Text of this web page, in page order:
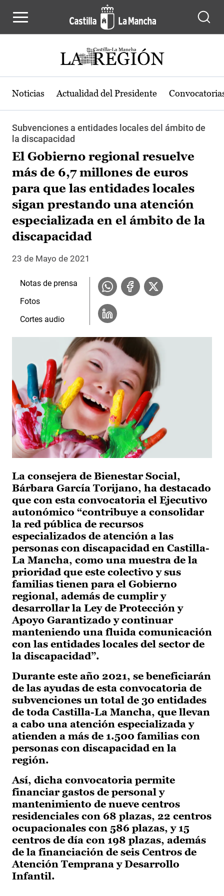
Noticias Actualidad del Presidente
Subvenciones a entidades locales del ámbito de
la discapacidad
El Gobierno regional resuelve
más de 6,7 millones de euros
para que las entidades locales
sigan prestando una atención
especializada en el ámbito de la
discapacidad
23 de Mayo de 2021
La consejera de Bienestar Social,
Bárbara García Torijano, ha destacado
que con esta convocatoria el Ejecutivo
autonómico “contribuye a consolidar
la red pública de recursos
especializados de atención a las
personas con discapacidad en Castilla-
La Mancha, como una muestra de la
prioridad que este colectivo y sus
familias tienen para el Gobierno
regional, además de cumplir y
desarrollar la Ley de Protección y
Apoyo Garantizado y continuar
manteniendo una fluida comunicación
con las entidades locales del sector de
la discapacidad”.
Durante este año 2021, se beneficiarán
de las ayudas de esta convocatoria de
subvenciones un total de 30 entidades
de toda Castilla-La Mancha, que llevan
a cabo una atención especializada y
atienden a más de 1.500 familias con
personas con discapacidad en la
región.
Así, dicha convocatoria permite
financiar gastos de personal y
mantenimiento de nueve centros
residenciales con 68 plazas, 22 centros
ocupacionales con 586 plazas, y 15
centros de día con 198 plazas, además
de la financiación de seis Centros de
Atención Temprana y Desarrollo
Infantil.
Notas de prensa
Fotos
Cortes audio